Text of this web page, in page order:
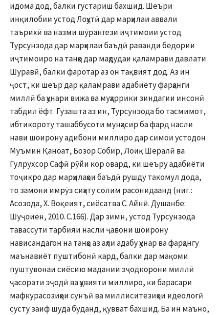
идома дод, балки густариш бахшид. Шеъри
инқилобии устод Лоҳутӣ дар марҳилаи аввали
таърихӣ ва назми шӯрангези иҷтимоии устод
Турсунзода дар марҳилаи баъдӣ раванди бедории
иҷтимоиро на танҳо дар маҳдудаи қаламрави давлати
Шуравӣ, балки фаротар аз он тақвият дод. Аз ин
ҷост, ки шеър дар қаламрави адабиёту фарҳанги
миллӣ ба ҳунари вижа ва муҳаррики зиндагии инсонӣ
табдил ёфт. Гузашта аз ин, Турсунзода бо тасмимот,
ибтикороту ташаббусоти мунҳасир ба фард насли
нави шоирону адибони миллиро дар симои устодон
Муъмин Қаноат, Бозор Собир, Лоиқ Шералӣ ва
Гулрухсор Сафӣ рӯйи кор овард, ки шеъру адабиёти
тоҷикро дар марҳилаҳои баъдӣ рушду такомул дода,
то замони имрӯз сиҳату солим расонидаанд (ниг.:
Асозода, Х. Воқеият, сиёсатва С. Айнӣ. Душанбе:
Шуҷоиён, 2010. С.166). Дар зимн, устод Турсунзода
тавассути тарбияи насли ҷавони шоирону
нависандагон на танҳо аз аҳли адабу ҳунар ва фарҳангу
маънавиёт пуштибонӣ кард, балки дар мақоми
пуштувонаи сиёсию мадании эҷодкорони миллӣ
ҷасорати эҷодӣ ва ҳувияти миллиро, ки барасари
мафкурасозиҳои сунъӣ ва миллиситезиҳои идеологӣ
сусту заиф шуда буданд, қувват бахшид. Ба ин маъно,